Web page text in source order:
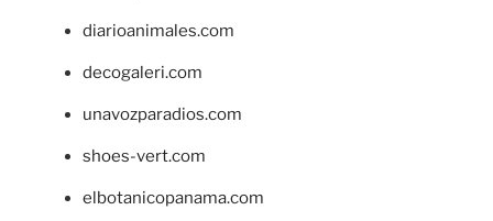
diarioanimales.com
decogaleri.com
unavozparadios.com
shoes-vert.com
elbotanicopanama.com